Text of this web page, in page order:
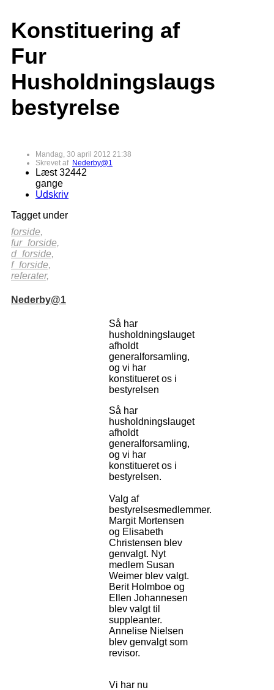
Konstituering af
Fur
Husholdningslaugs
bestyrelse
Mandag, 30 april 2012 21:38
Skrevet af Nederby@1
Læst 32442
gange
Udskriv
Tagget under
forside,
fur_forside,
d_forside,
f_forside,
referater,
Nederby@1
Så har
husholdningslauget
afholdt
generalforsamling,
og vi har
konstitueret os i
bestyrelsen
Så har
husholdningslauget
afholdt
generalforsamling,
og vi har
konstitueret os i
bestyrelsen.
Valg af
bestyrelsesmedlemmer.
Margit Mortensen
og Elisabeth
Christensen blev
genvalgt. Nyt
medlem Susan
Weimer blev valgt.
Berit Holmboe og
Ellen Johannesen
blev valgt til
suppleanter.
Annelise Nielsen
blev genvalgt som
revisor.
Vi har nu